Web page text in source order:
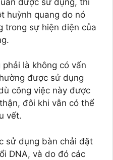
huỳnh quang do nó
trong sự hiện diện của
là không có vấn
được sử dụng
công việc này được
đôi khi vẫn có thể
vết.
sử dụng bàn chải đặt
DNA, và do đó các